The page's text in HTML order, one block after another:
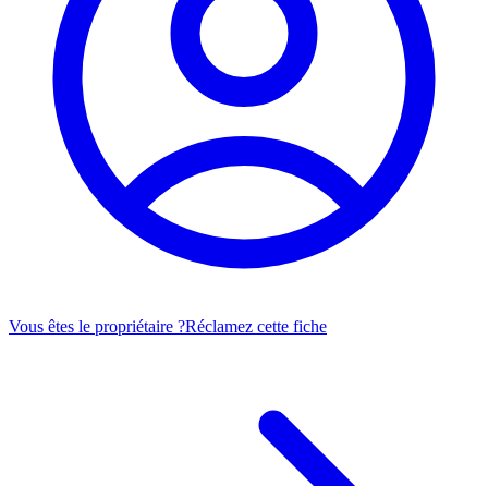
Vous êtes le propriétaire ?Réclamez cette fiche